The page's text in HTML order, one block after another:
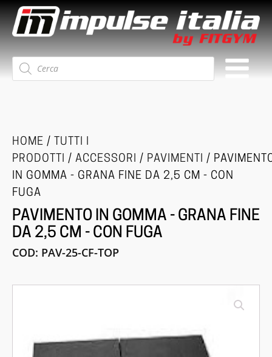
Ricerca
prodotti
HOME / TUTTI I
PRODOTTI / ACCESSORI / PAVIMENTI /
IN GOMMA - GRANA FINE DA 2,5 CM - CON
FUGA
PAVIMENTO IN GOMMA - GRANA FINE
DA 2,5 CM - CON FUGA
COD: PAV-25-CF-TOP